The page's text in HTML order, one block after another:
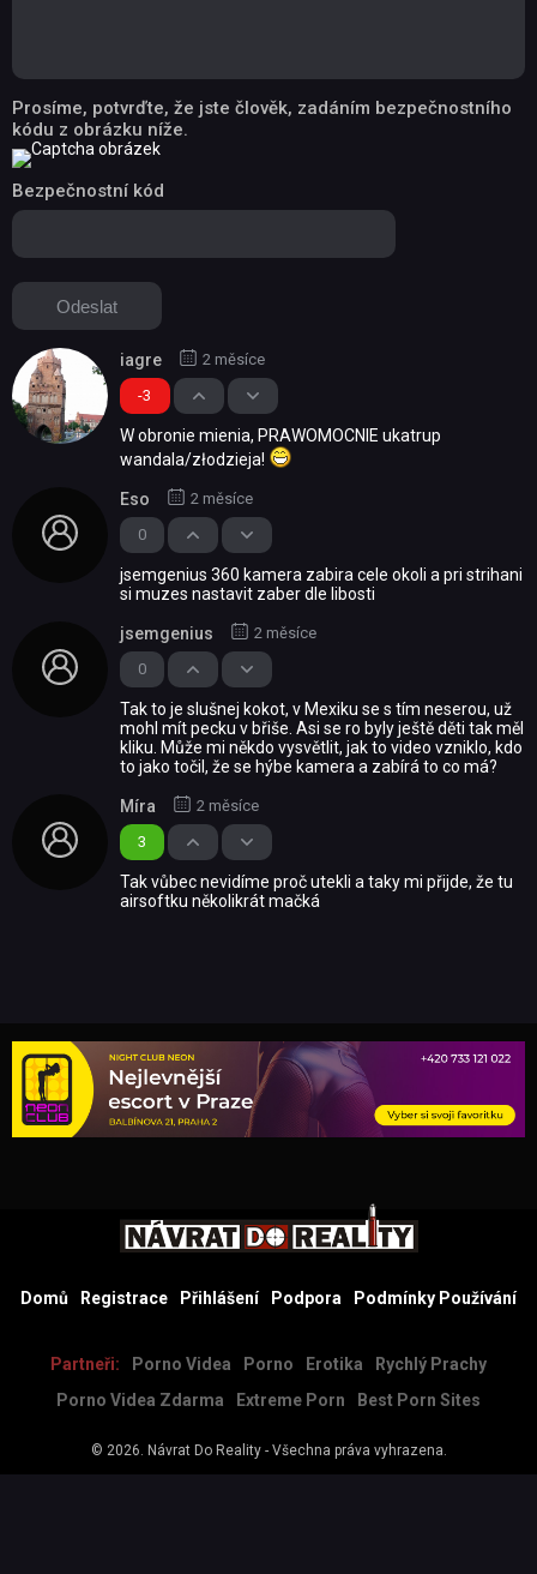
Prosíme, potvrďte, že jste člověk, zadáním bezpečnostního
kódu z obrázku níže.
Bezpečnostní kód
-3
iagre 2 měsíce
W obronie mienia, PRAWOMOCNIE ukatrup
wandala/złodzieja!
0
Eso 2 měsíce
jsemgenius 360 kamera zabira cele okoli a pri strihani
si muzes nastavit zaber dle libosti
0
jsemgenius 2 měsíce
Tak to je slušnej kokot, v Mexiku se s tím neserou, už
mohl mít pecku v břiše. Asi se ro byly ještě děti tak měl
kliku. Může mi někdo vysvětlit, jak to video vzniklo, kdo
to jako točil, že se hýbe kamera a zabírá to co má?
3
Míra 2 měsíce
Tak vůbec nevidíme proč utekli a taky mi přijde, že tu
airsoftku několikrát mačká
Domů Registrace Přihlášení Podpora Podmínky Používání
Partneři: Porno Videa Porno Erotika
Rychlý Prachy
Porno Videa Zdarma
Extreme Porn Best Porn Sites
© 2026. Návrat Do Reality- Všechna práva vyhrazena.